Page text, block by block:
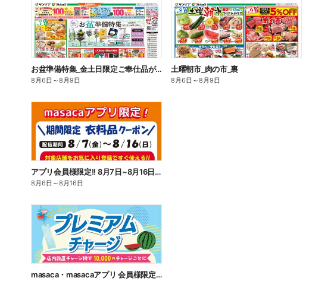
お盆準備特集_金土日限定ご奉仕品がお買得!_表
8月6日 ～8月9日
土曜朝市_肉の市_裏
8月6日 ～8月9日
アプリ会員様限定!! 8月7日~8月16日衣料品もぎりクーポン配信中!!
8月6日 ～8月16日
masaca・masacaアプリ 会員様限定!プレミアムチャージキャンペーン!